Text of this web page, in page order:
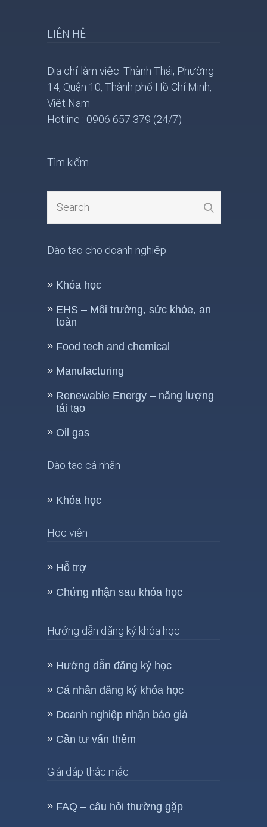
LIÊN HỆ
Địa chỉ làm việc: Thành Thái, Phường
14, Quận 10, Thành phố Hồ Chí Minh,
Việt Nam
Hotline : 0906 657 379 (24/7)
Tìm kiếm
Đào tạo cho doanh nghiệp
Khóa học
EHS – Môi trường, sức khỏe, an
toàn
Food tech and chemical
Manufacturing
Renewable Energy – năng lượng
tái tạo
Oil gas
Đào tạo cá nhân
Khóa học
Học viên
Hỗ trợ
Chứng nhận sau khóa học
Hướng dẫn đăng ký khóa học
Hướng dẫn đăng ký học
Cá nhân đăng ký khóa học
Doanh nghiệp nhận báo giá
Cần tư vấn thêm
Giải đáp thắc mắc
FAQ – câu hỏi thường gặp